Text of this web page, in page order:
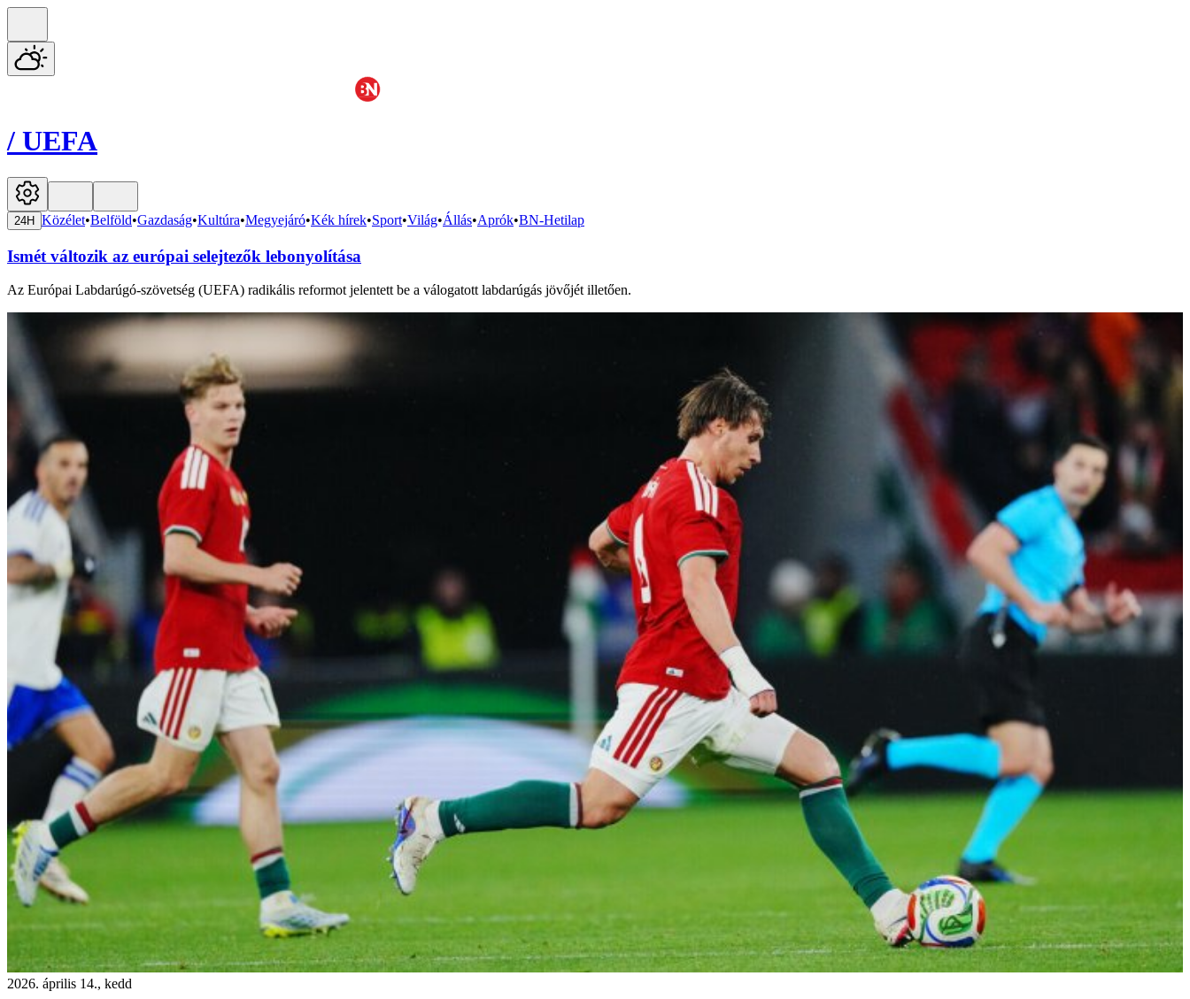
/ UEFA
24H Közélet•Belföld•Gazdaság•Kultúra•Megyejáró•Kék hírek•Sport•Világ•Állás•Aprók•BN-Hetilap
Ismét változik az európai selejtezők lebonyolítása
Az Európai Labdarúgó-szövetség (UEFA) radikális reformot jelentett be a válogatott labdarúgás jövőjét illetően.
2026. április 14., kedd